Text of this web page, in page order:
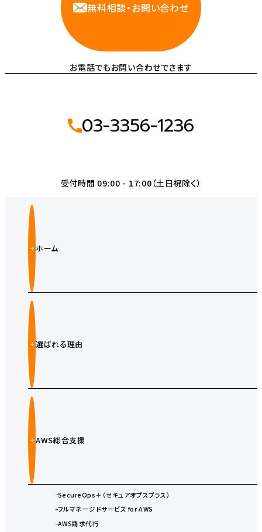
無料相談・お問い合わせ
お電話でもお問い合わせできます
03-3356-1236
受付時間 09:00 - 17:00（土日祝除く）
ホーム
選ばれる理由
AWS総合支援
SecureOps＋（セキュアオプスプラス）
フルマネージドサービス for AWS
AWS請求代行